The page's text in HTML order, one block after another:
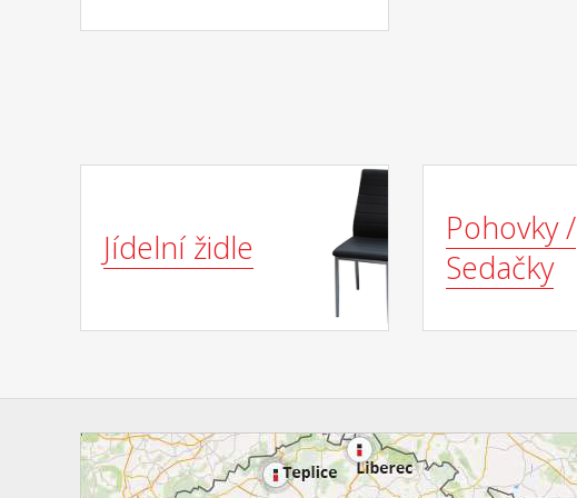
Jídelní židle
Pohovky /
Sedačky